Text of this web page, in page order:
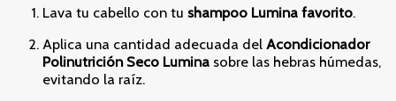
Lava tu cabello con tu shampoo Lumina favorito.
Aplica una cantidad adecuada del Acondicionador
Polinutrición Seco Lumina sobre las hebras húmedas,
evitando la raíz.